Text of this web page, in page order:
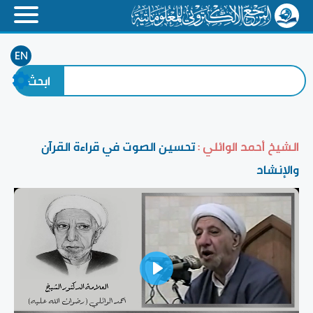
EN
الشيخ أحمد الوائلي :تحسين الصوت في قراءة القرآن
والإنشاد
Play